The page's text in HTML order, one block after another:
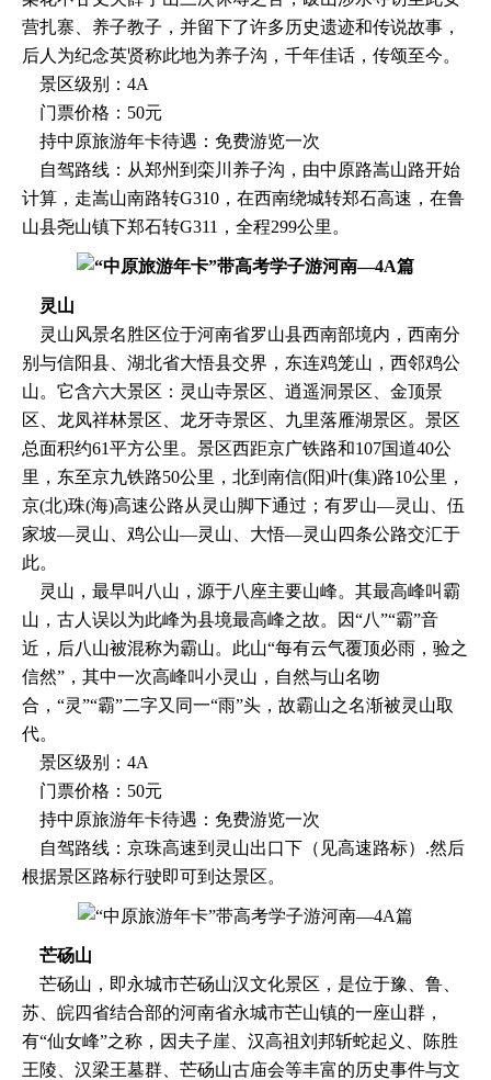
营扎寨、养子教子，并留下了许多历史遗迹和传说故事，
后人为纪念英贤称此地为养子沟，千年佳话，传颂至今。
景区级别：4A
门票价格：50元
持中原旅游年卡待遇：免费游览一次
自驾路线：从郑州到栾川养子沟，由中原路嵩山路开始
计算，走嵩山南路转G310，在西南绕城转郑石高速，在鲁
山县尧山镇下郑石转G311，全程299公里。
灵山
灵山风景名胜区位于河南省罗山县西南部境内，西南分
别与信阳县、湖北省大悟县交界，东连鸡笼山，西邻鸡公
山。它含六大景区：灵山寺景区、逍遥洞景区、金顶景
区、龙凤祥林景区、龙牙寺景区、九里落雁湖景区。景区
总面积约61平方公里。景区西距京广铁路和107国道40公
里，东至京九铁路50公里，北到南信(阳)叶(集)路10公里，
京(北)珠(海)高速公路从灵山脚下通过；有罗山—灵山、伍
家坡—灵山、鸡公山—灵山、大悟—灵山四条公路交汇于
此。
灵山，最早叫八山，源于八座主要山峰。其最高峰叫霸
山，古人误以为此峰为县境最高峰之故。因“八”“霸”音
近，后八山被混称为霸山。此山“每有云气覆顶必雨，验之
信然”，其中一次高峰叫小灵山，自然与山名吻
合，“灵”“霸”二字又同一“雨”头，故霸山之名渐被灵山取
代。
景区级别：4A
门票价格：50元
持中原旅游年卡待遇：免费游览一次
自驾路线：京珠高速到灵山出口下（见高速路标）.然后
根据景区路标行驶即可到达景区。
芒砀山
芒砀山，即永城市芒砀山汉文化景区，是位于豫、鲁、
苏、皖四省结合部的河南省永城市芒山镇的一座山群，
有“仙女峰”之称，因夫子崖、汉高祖刘邦斩蛇起义、陈胜
王陵、汉梁王墓群、芒砀山古庙会等丰富的历史事件与文